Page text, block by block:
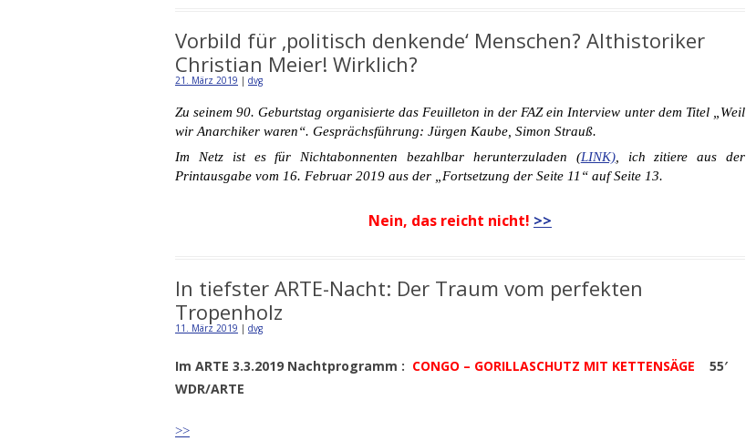
Vorbild für ‚politisch denkende‘ Menschen? Althistoriker
Christian Meier! Wirklich?
21. März 2019 | dvg
Zu seinem 90. Geburtstag organisierte das Feuilleton in der FAZ ein Interview unter dem Titel „Weil
wir Anarchiker waren“. Gesprächsführung: Jürgen Kaube, Simon Strauß.
Im Netz ist es für Nichtabonnenten bezahlbar herunterzuladen (LINK), ich zitiere aus der
Printausgabe vom 16. Februar 2019 aus der „Fortsetzung der Seite 11“ auf Seite 13.
Nein, das reicht nicht! >>
In tiefster ARTE-Nacht: Der Traum vom perfekten
Tropenholz
11. März 2019 | dvg
Im ARTE 3.3.2019 Nachtprogramm : CONGO – GORILLASCHUTZ MIT KETTENSÄGE 55′
WDR/ARTE
>>